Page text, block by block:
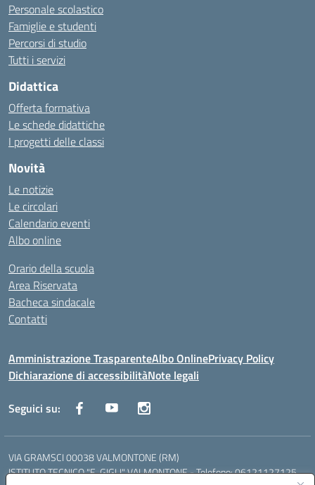
Personale scolastico
Famiglie e studenti
Percorsi di studio
Tutti i servizi
Didattica
Offerta formativa
Le schede didattiche
I progetti delle classi
Novità
Le notizie
Le circolari
Calendario eventi
Albo online
Orario della scuola
Area Riservata
Bacheca sindacale
Contatti
Amministrazione TrasparenteAlbo OnlinePrivacy Policy
Dichiarazione di accessibilitàNote legali
Seguici su:
VIA GRAMSCI 00038 VALMONTONE (RM)
ISTITUTO TECNICO "E. GIGLI" VALMONTONE - Telefono: 06121127125